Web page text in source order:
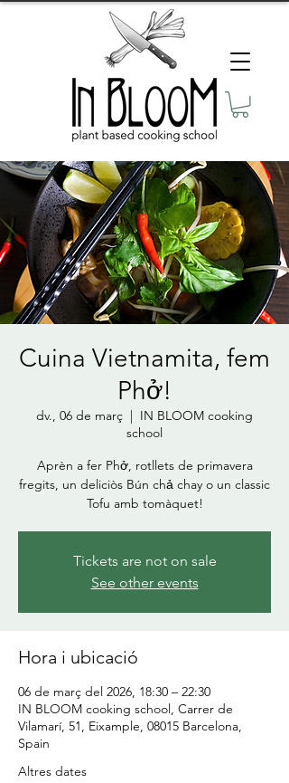
Cuina Vietnamita, fem
Phở!
dv., 06 de març
  |
IN BLOOM cooking
school
Aprèn a fer Phở, rotllets de primavera
fregits, un deliciòs Bún chả chay o un classic
Tofu amb tomàquet!
Tickets are not on sale
See other events
Hora i ubicació
06 de març del 2026, 18:30 – 22:30
IN BLOOM cooking school, Carrer de
Vilamarí, 51, Eixample, 08015 Barcelona,
Spain
Altres dates